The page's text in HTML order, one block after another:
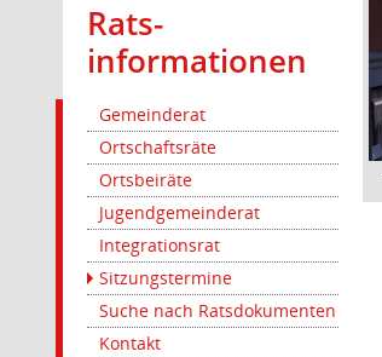
Rats­
informationen
Gemeinderat
Ortschaftsräte
Ortsbeiräte
Jugendgemeinderat
Integrationsrat
Sitzungstermine
Suche nach Ratsdokumenten
Kontakt